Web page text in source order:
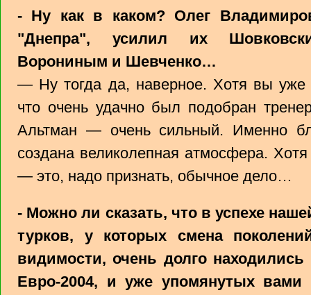
- Ну как в каком? Олег
"Днепра", усилил их
Ворониным и Шевченко…
— Ну тогда да, наверное. Хотя вы
что очень удачно был подобран
Альтман — очень сильный. Именно
создана великолепная атмосфера.
— это, надо признать, обычное дело…
- Можно ли сказать, что в успехе
турков, у которых смена
видимости, очень долго
Евро-2004, и уже упомянутых